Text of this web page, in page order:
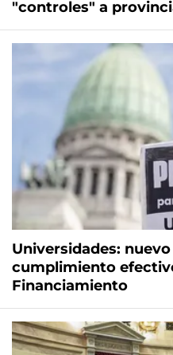
"controles" a
Universidades:
cumplimiento
Financiamiento